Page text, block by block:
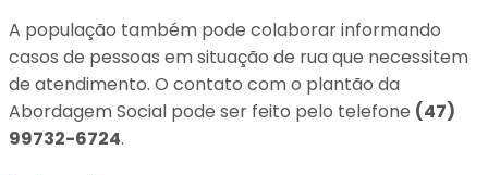
A população também pode colaborar informando
casos de pessoas em situação de rua que necessitem
de atendimento. O contato com o plantão da
Abordagem Social pode ser feito pelo telefone (47)
99732-6724.